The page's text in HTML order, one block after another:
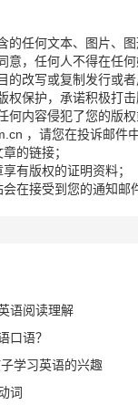
的任何文本、图片、
意，任何人不得在任
改写或复制发行或者
权保护，承诺积极打击
何内容侵犯了您的版
，请您在投诉邮件
的链接；
有版权的证明资料；
会在接受到您的通知邮
语阅读理解
口语？
学习英语的兴趣
词